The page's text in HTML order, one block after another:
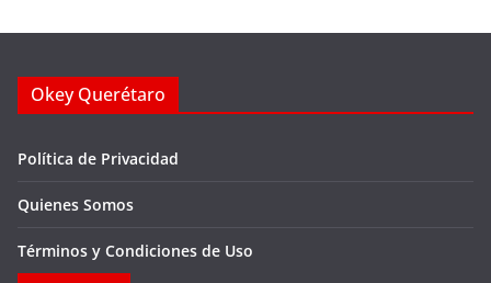
Okey Querétaro
Política de Privacidad
Quienes Somos
Términos y Condiciones de Uso